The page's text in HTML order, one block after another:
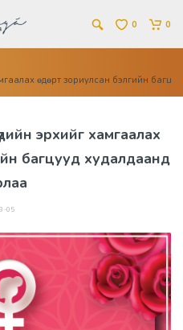
0 0
өдөрт зориулсан бэлгийн
эрхийг хамгаалах
багцууд худалдаанд
05